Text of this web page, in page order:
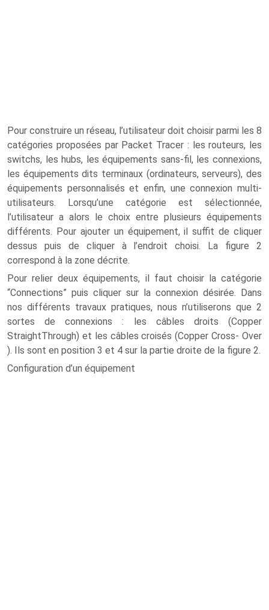
Pour construire un réseau, l’utilisateur doit choisir parmi les 8
catégories proposées par Packet Tracer : les routeurs, les
switchs, les hubs, les équipements sans-fil, les connexions,
les équipements dits terminaux (ordinateurs, serveurs), des
équipements personnalisés et enfin, une connexion multi-
utilisateurs. Lorsqu’une catégorie est sélectionnée,
l’utilisateur a alors le choix entre plusieurs équipements
différents. Pour ajouter un équipement, il suffit de cliquer
dessus puis de cliquer à l’endroit choisi. La figure 2
correspond à la zone décrite.
Pour relier deux équipements, il faut choisir la catégorie
“Connections” puis cliquer sur la connexion désirée. Dans
nos différents travaux pratiques, nous n’utiliserons que 2
sortes de connexions : les câbles droits (Copper
StraightThrough) et les câbles croisés (Copper Cross- Over
). Ils sont en position 3 et 4 sur la partie droite de la figure 2.
Configuration d’un équipement